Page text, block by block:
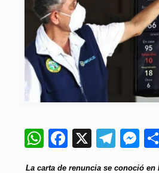
WhatsApp
Facebook
X
La carta de renuncia se conoció en